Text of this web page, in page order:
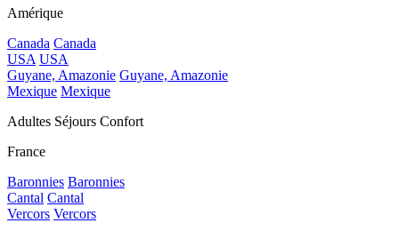
Amérique
Canada Canada
USA USA
Guyane, Amazonie Guyane, Amazonie
Mexique Mexique
Adultes Séjours Confort
France
Baronnies Baronnies
Cantal Cantal
Vercors Vercors